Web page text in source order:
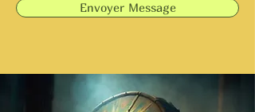
Envoyer Message